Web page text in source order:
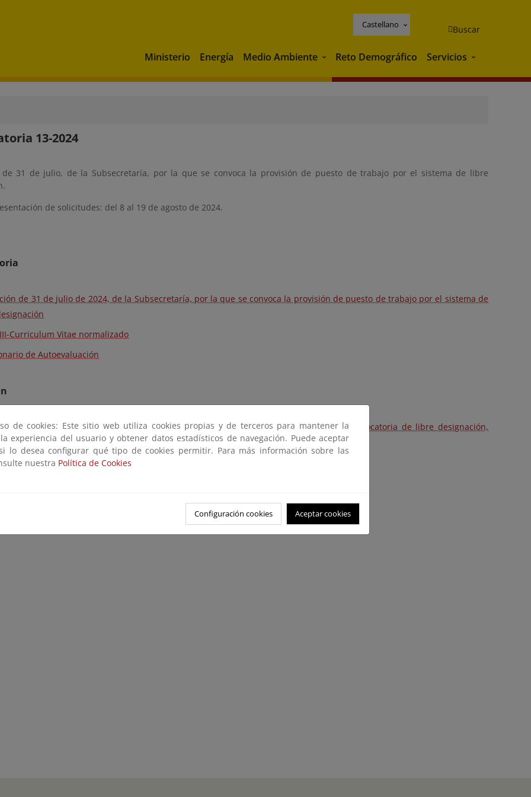
Castellano Buscar
Ministerio Energía Medio Ambiente Medio Ambiente
Reto Demográfico Servicios Servicios
13-2024
de 31 de julio, de la Subsecretaría, por la que se convoca la provisión de puesto de trabajo por el sistema de libre
de solicitudes: del 8 al 19 de agosto de 2024.
de 31 de julio de 2024, de la Subsecretaría, por la que se convoca la provisión de puesto de trabajo por el sistema de
Curriculum Vitae normalizado
de Autoevaluación
de 26 de septiembre de 2024, de la Subsecretaría, por la que se resuelve la convocatoria de libre designación,
por Resolución de 31 de julio de 2024
de cookies: Este sitio web utiliza cookies propias y de terceros para mantener la
experiencia del usuario y obtener datos estadísticos de navegación. Puede aceptar
lo desea configurar qué tipo de cookies permitir. Para más información sobre las
nuestra Política de Cookies
Configuración cookies Aceptar cookies